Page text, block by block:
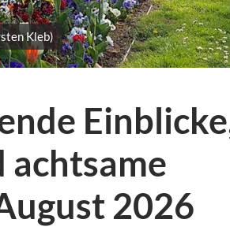
Kleb)
achtsame
2026